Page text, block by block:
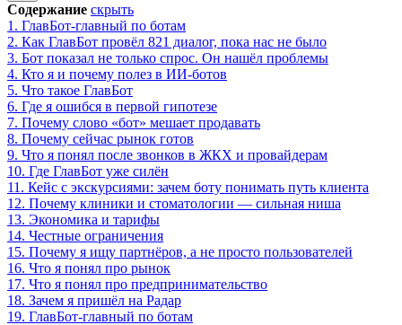
Содержание скрыть
1. ГлавБот-главный по ботам
2. Как ГлавБот провёл 821 диалог, пока нас не было
3. Бот показал не только спрос. Он нашёл проблемы
4. Кто я и почему полез в ИИ-ботов
5. Что такое ГлавБот
6. Где я ошибся в первой гипотезе
7. Почему слово «бот» мешает продавать
8. Почему сейчас рынок готов
9. Что я понял после звонков в ЖКХ и провайдерам
10. Где ГлавБот уже силён
11. Кейс с экскурсиями: зачем боту понимать путь клиента
12. Почему клиники и стоматологии — сильная ниша
13. Экономика и тарифы
14. Честные ограничения
15. Почему я ищу партнёров, а не просто пользователей
16. Что я понял про рынок
17. Что я понял про предпринимательство
18. Зачем я пришёл на Радар
19. ГлавБот-главный по ботам